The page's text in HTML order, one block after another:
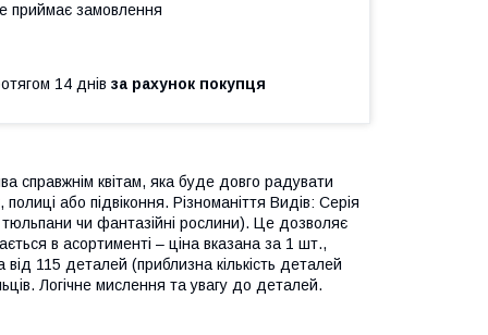
приймає замовлення
14 днів за рахунок покупця
справжнім квітам, яка буде довго радувати
або підвіконня. Різноманіття Видів: Серія
тюльпани чи фантазійні рослини). Це дозволяє
в асортименті – ціна вказана за 1 шт.,
115 деталей (приблизна кількість деталей
Логічне мислення та увагу до деталей.